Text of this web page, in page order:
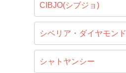
CIBJO(シブジョ)
シベリア・ダイヤモンド
シャトヤンシー